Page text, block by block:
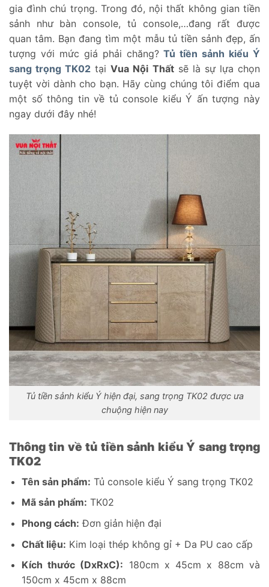
gia đình chú trọng. Trong đó, nội thất không gian tiền
sảnh như bàn console, tủ console,…đang rất được
quan tâm. Bạn đang tìm một mẫu tủ tiền sảnh đẹp, ấn
tượng với mức giá phải chăng?Tủ tiền sảnh kiểu Ý
sang trọng TK02 tạiVua Nội Thấtsẽ là sự lựa chọn
tuyệt vời dành cho bạn. Hãy cùng chúng tôi điểm qua
một số thông tin về tủ console kiểu Ý ấn tượng này
ngay dưới đây nhé!
Tủ tiền sảnh kiểu Ý hiện đại, sang trọng TK02 được ưa
chuộng hiện nay
Thông tin về tủ tiền sảnh kiểu Ý sang trọng
TK02
Tên sản phẩm: Tủ console kiểu Ý sang trọng TK02
Mã sản phẩm: TK02
Phong cách: Đơn giản hiện đại
Chất liệu: Kim loại thép không gỉ + Da PU cao cấp
Kích thước (DxRxC): 180cm x 45cm x 88cm và
150cm x 45cm x 88cm